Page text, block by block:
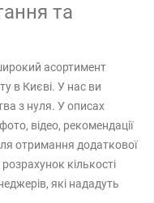
та
асортимент
в Києві. У нас ви
з нуля. У описах
відео, рекомендації
отримання додаткової
кількості
які нададуть